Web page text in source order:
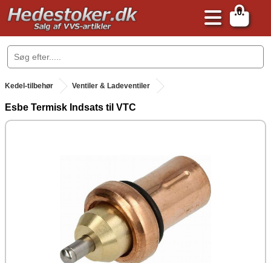
0
.
Kedel-tilbehør Ventiler & Ladeventiler
Esbe Termisk Indsats til VTC